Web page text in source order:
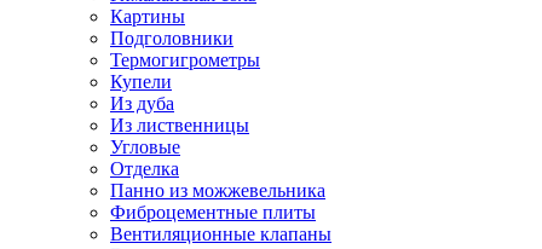
Картины
Подголовники
Термогигрометры
Купели
Из дуба
Из лиственницы
Угловые
Отделка
Панно из можжевельника
Фиброцементные плиты
Вентиляционные клапаны